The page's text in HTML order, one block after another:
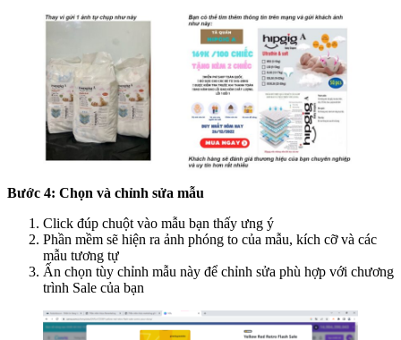
Bước 4: Chọn và chỉnh sửa mẫu
Click đúp chuột vào mẫu bạn thấy ưng ý
Phần mềm sẽ hiện ra ảnh phóng to của mẫu, kích cỡ và các
mẫu tương tự
Ấn chọn tùy chỉnh mẫu này để chỉnh sửa phù hợp với chương
trình Sale của bạn